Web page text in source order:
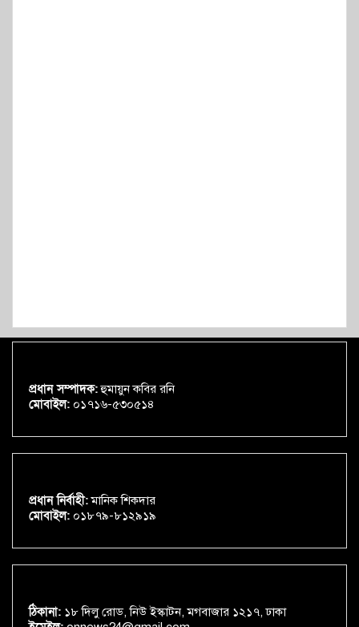
প্রধান সম্পাদক:হুমায়ুন কবির রনি
মোবাইল: ০১৭১৬-৫৩০৫১৪
প্রধান নির্বাহী:মানিক শিকদার
মোবাইল: ০১৮৭৯-৮১২৯১৯
ঠিকানা: ১৮ দিলু রোড, নিউ ইস্কাটন, মগবাজার ১২১৭, ঢাকা